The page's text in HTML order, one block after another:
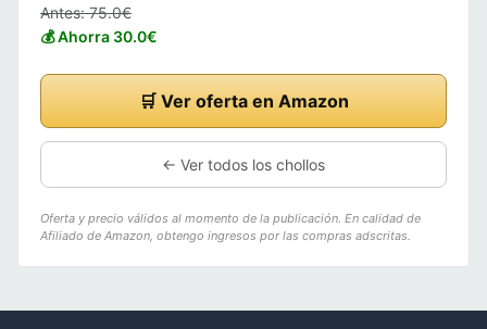
Antes: 75.0€
💰 Ahorra 30.0€
🛒 Ver oferta en Amazon
← Ver todos los chollos
Oferta y precio válidos al momento de la publicación. En calidad de
Afiliado de Amazon, obtengo ingresos por las compras adscritas.